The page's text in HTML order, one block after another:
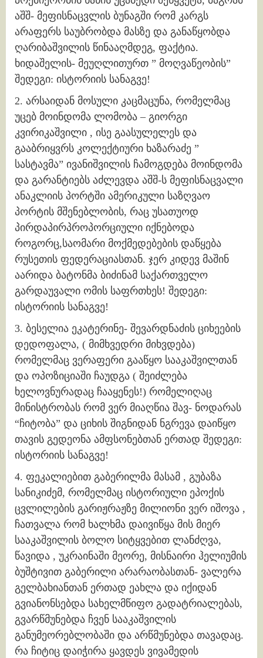
აშშ- მეფისნაცვლის ბუნაგში რომ კარგს
არაფერს საუბრობდა მასზე და განაწყობდა
ღარიბაშვილის წინააღმდეგ, ფაქტია.
ხიდაშელის- მეუღლითურთ ” მოღვაწეობის”
შედეგი: ისტორიის სანაგვე!
2. არსაიდან მოსული კაცმაცუნა, რომელმაც
უცებ მოინდომა ლომობა – გიორგი
კვირიკაშვილი , ისე გაასულელეს და
გააბრიყვრს კოლექტიური ხაზარაძე ”
სასტავმა” ივანიშვილის ჩამოგდება მოინდომა
და გარანტიებს აძლევდა აშშ-ს მეფისნაცვალი
ანაკლიის პორტში ამერიკული საზღვაო
პორტის მშენებლობის, რაც უსათუოდ
პირდაპირპროპორციული იქნებოდა
როგორც,საომარი მოქმედებების დაწყება
რუსეთის ფედერაციასთან. ჯერ კიდევ მაშინ
აარიდა ბატონმა ბიძინამ საქართველო
გარდაუვალი ომის საფრთხეს! შედეგი:
ისტორიის სანაგვე!
3. ბესელია ეკატერინე- შევარდნაძის ციხეების
დედოფალა, ( მიმხვედრი მიხვდება)
რომელმაც ვერაფერი გააწყო სააკაშვილთან
და ოპოზიციაში ჩაუდგა ( შეიძლება
ხელოვნურადაც ჩააყენეს!) რომელიღაც
მინისტრობას რომ ვერ მიაღწია შავ- ნოდარას
“ჩიტობა” და ციხის შიგნიდან ნგრევა დაიწყო
თავის გედეონა ამფსონებთან ერთად შედეგი:
ისტორიის სანაგვე!
4. ფეკალიებით გაბერილმა მასამ , გუბაზა
სანიკიძემ, რომელმაც ისტორიული ეპოქის
ცვლილების გარიჟრაჟზე მილიონი ვერ იშოვა ,
ჩათვალა რომ ხალხმა დაივიწყა მის მიერ
სააკაშვილის ბოლო სიტყვებით ლანძღვა,
წავიდა , უკრაინაში მეორე, მისნაირი ჰელიუმის
ბუშტივით გაბერილი არარაობასთან- ვალერა
გელბახიანთან ერთად ეახლა და იქიდან
გვიანონსებდა სახელმწიფო გადატრიალებას,
გვარწმუნებდა ჩვენ სააკაშვილის
განუმეორებლობაში და არწმუნებდა თავადაც.
რა ჩიტიც დაიჭირა ყავდეს ვივამედის